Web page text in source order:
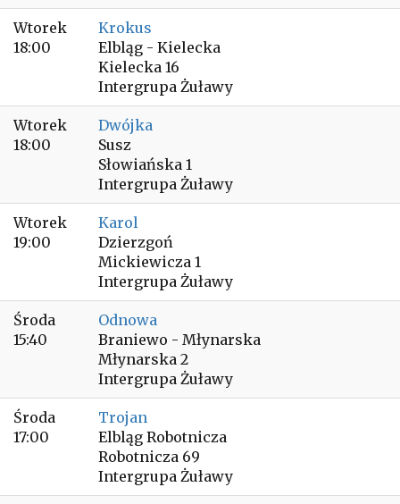
Wtorek
18:00
Krokus
Elbląg - Kielecka
Kielecka 16
Intergrupa Żuławy
Wtorek
18:00
Dwójka
Susz
Słowiańska 1
Intergrupa Żuławy
Wtorek
19:00
Karol
Dzierzgoń
Mickiewicza 1
Intergrupa Żuławy
Środa
15:40
Odnowa
Braniewo - Młynarska
Młynarska 2
Intergrupa Żuławy
Środa
17:00
Trojan
Elbląg Robotnicza
Robotnicza 69
Intergrupa Żuławy